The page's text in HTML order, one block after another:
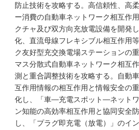
防止技術を攻略する。高信頼性、高
ー消費の自動車ネットワーク相互作
クチャ及び双方向充放電設備を開発
化、直流母線フレキシブル相互作用
ク友好型充交換電場ステーションの
マス分散式自動車ネットワーク相互
測と重合調整技術を攻略する。自動
互作用情報の相互作用と情報安全の
化し、「車―充電スポット―ネット
ン知能の高効率相互作用と協同安全
し、「プラグ即充電（放電）」のイ